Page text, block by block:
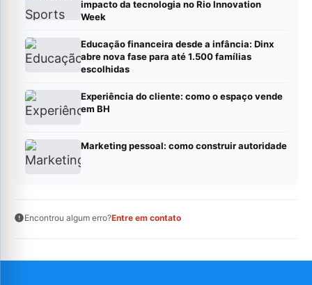
impacto da tecnologia no Rio Innovation
Week
Educação financeira desde a infância: Dinx
abre nova fase para até 1.500 famílias
escolhidas
Experiência do cliente: como o espaço vende
em BH
Marketing pessoal: como construir autoridade
Encontrou algum erro?Entre em contato